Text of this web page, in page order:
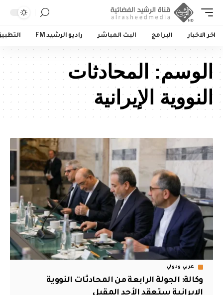
اخر الاخبار البرامج البث المباشر راديو الرشيد FM
الوسم: المحادثات
النووية الإيرانية
عربي ودولي
وكالة: الجولة الرابعة من المحادثات النووية
الإيرانية ستعقد الأحد المقبل